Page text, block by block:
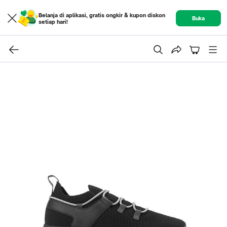
Belanja di aplikasi, gratis ongkir & kupon diskon
setiap hari!
Buka